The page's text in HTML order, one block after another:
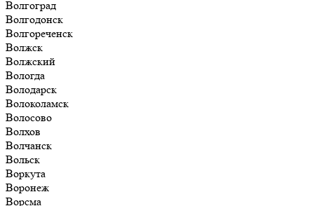
Волгоград
Волгодонск
Волгореченск
Волжск
Волжский
Вологда
Володарск
Волоколамск
Волосово
Волхов
Волчанск
Вольск
Воркута
Воронеж
Ворсма